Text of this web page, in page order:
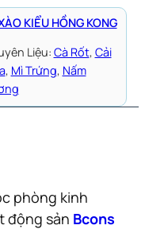
KIỂU HỒNG KONG
Liệu: Cà Rốt, Cải
, Mì Trứng, Nấm
phòng kinh
động sản Bcons